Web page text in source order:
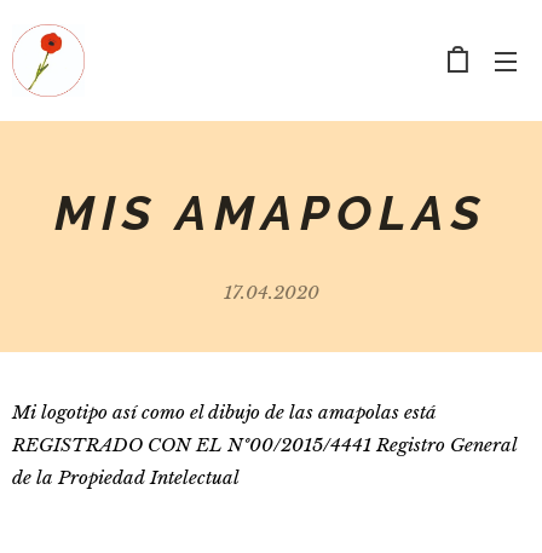
MIS AMAPOLAS
17.04.2020
Mi logotipo así como el dibujo de las amapolas está
REGISTRADO CON EL Nº00/2015/4441 Registro General
de la Propiedad Intelectual